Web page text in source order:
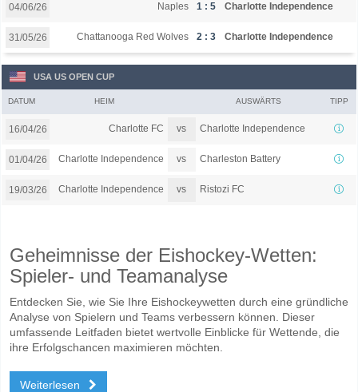
04/06/26 Naples 1 : 5 Charlotte Independence
31/05/26 Chattanooga Red Wolves 2 : 3 Charlotte Independence
USA US OPEN CUP
DATUM HEIM AUSWÄRTS TIPP
16/04/26 Charlotte FC vs Charlotte Independence
01/04/26 Charlotte Independence vs Charleston Battery
19/03/26 Charlotte Independence vs Ristozi FC
Geheimnisse der Eishockey-Wetten:
Spieler- und Teamanalyse
Entdecken Sie, wie Sie Ihre Eishockeywetten durch eine gründliche
Analyse von Spielern und Teams verbessern können. Dieser
umfassende Leitfaden bietet wertvolle Einblicke für Wettende, die
ihre Erfolgschancen maximieren möchten.
Weiterlesen